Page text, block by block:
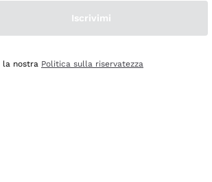
Iscrivimi
la nostra Politica sulla riservatezza